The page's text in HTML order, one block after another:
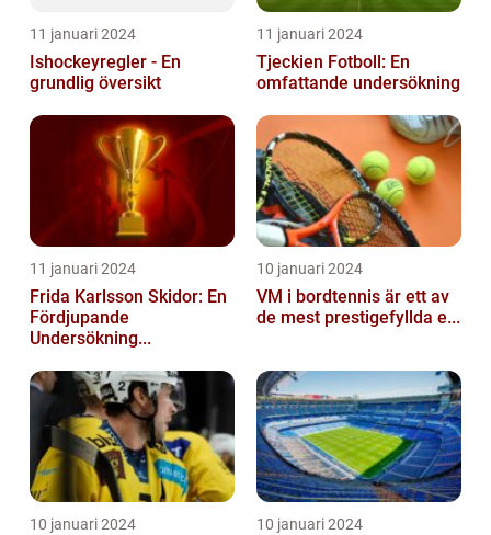
11 januari 2024
Ishockeyregler - En
grundlig översikt
11 januari 2024
Tjeckien Fotboll: En
omfattande undersökning
11 januari 2024
Frida Karlsson Skidor: En
Fördjupande
Undersökning...
10 januari 2024
VM i bordtennis är ett av
de mest prestigefyllda e...
10 januari 2024 10 januari 2024